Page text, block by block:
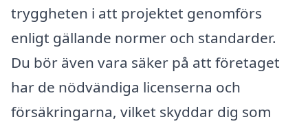
tryggheten i att projektet genomförs
enligt gällande normer och standarder.
Du bör även vara säker på att företaget
har de nödvändiga licenserna och
försäkringarna, vilket skyddar dig som